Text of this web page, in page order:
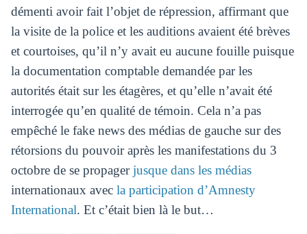
démenti avoir fait l’objet de répression, affirmant que
la visite de la police et les auditions avaient été brèves
et courtoises, qu’il n’y avait eu aucune fouille puisque
la documentation comptable demandée par les
autorités était sur les étagères, et qu’elle n’avait été
interrogée qu’en qualité de témoin. Cela n’a pas
empêché le fake news des médias de gauche sur des
rétorsions du pouvoir après les manifestations du 3
octobre de se propagerjusque dans les médias
internationaux avec la participation d’Amnesty
International. Et c’était bien là le but…